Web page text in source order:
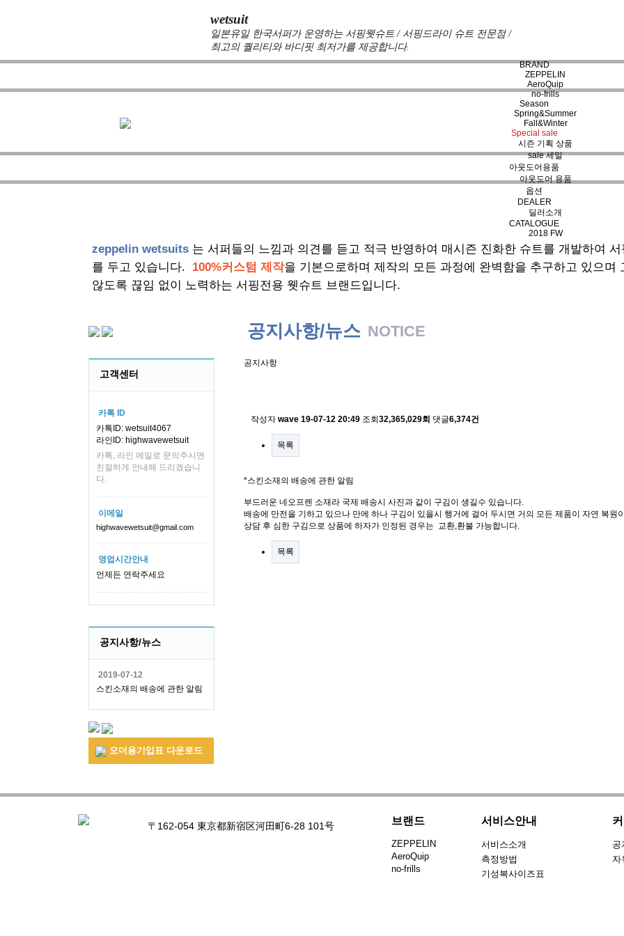
wetsuit
일본유일 한국서퍼가 운영하는 서핑웻슈트 / 서핑드라이 슈트 전문점 /
최고의 퀄리티와 바디핏 최저가를 제공합니다.
BRAND
ZEPPELIN
AeroQuip
no-frills
Season
Spring&Summer
Fall&Winter
Special sale
시즌 기획 상품
sale 세일
아웃도어용품
아웃도어 용품
옵션
DEALER
딜러소개
CATALOGUE
2018 FW
zeppelin wetsuits 는 서퍼들의 느낌과 의견를 듣고 적극 반영하여 매시즌 진화한 슈트를 개발하여
를 두고 있습니다. 100%커스텀 제작을 기본으로하며 제작의 모든 과정에 완벽함을 추구하고 있으며
않도록 끊임 없이 노력하는 서핑전용 웻슈트 브랜드입니다.
고객센터
카톡 ID
카톡ID: wetsuit4067
라인ID: highwavewetsuit
카톡, 라인 메일로 문의주시면
친절하게 안내해 드리겠습니
다.
이메일
highwavewetsuit@gmail.com
영업시간안내
언제든 연락주세요
공지사항/뉴스
2019-07-12
스킨소재의 배송에 관한 알림
오더용기입표 다운로드
공지사항/뉴스 NOTICE
공지사항
작성자 wave 19-07-12 20:49 조회 32,365,029회 댓글6,374건
목록
*스킨소재의 배송에 관한 알림
부드러운 네오프렌 소재라 국제 배송시 사진과 같이 구김이 생길수 있습니다.
배송에 만전을 기하고 있으나 만에 하나 구김이 있을시 행거에 걸어 두시면 거의 모든 제품이 자연 복원
상담 후 심한 구김으로 상품에 하자가 인정된 경우는 교환,환불 가능합니다.
목록
〒162-054 東京都新宿区河田町6-28 101号 브랜드
ZEPPELIN
AeroQuip
no-frills
서비스안내
서비스소개
측정방법
기성복사이즈표
공
자